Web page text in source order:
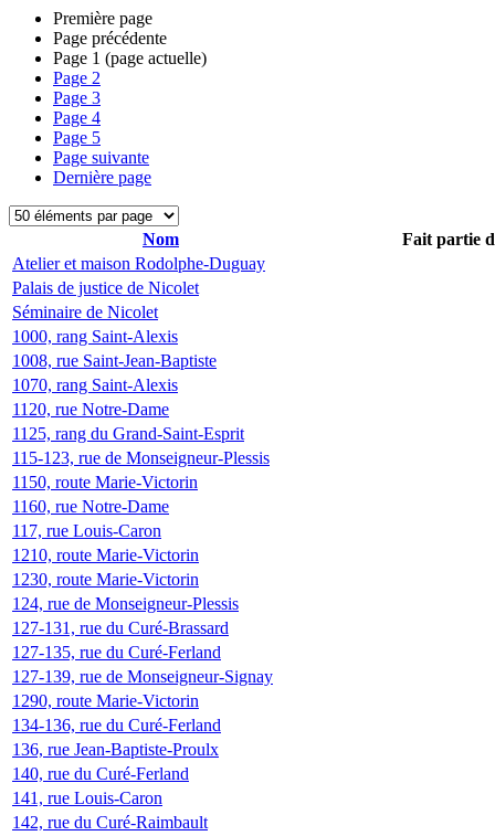
Première page
Page précédente
Page 1 (page actuelle)
Page 2
Page 3
Page 4
Page 5
Page suivante
Dernière page
Nom
Fait partie
Atelier et maison Rodolphe-Duguay
Palais de justice de Nicolet
Séminaire de Nicolet
1000, rang Saint-Alexis
1008, rue Saint-Jean-Baptiste
1070, rang Saint-Alexis
1120, rue Notre-Dame
1125, rang du Grand-Saint-Esprit
115-123, rue de Monseigneur-Plessis
1150, route Marie-Victorin
1160, rue Notre-Dame
117, rue Louis-Caron
1210, route Marie-Victorin
1230, route Marie-Victorin
124, rue de Monseigneur-Plessis
127-131, rue du Curé-Brassard
127-135, rue du Curé-Ferland
127-139, rue de Monseigneur-Signay
1290, route Marie-Victorin
134-136, rue du Curé-Ferland
136, rue Jean-Baptiste-Proulx
140, rue du Curé-Ferland
141, rue Louis-Caron
142, rue du Curé-Raimbault